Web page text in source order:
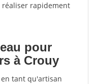
rapidement
pour
à Crouy
tant qu'artisan